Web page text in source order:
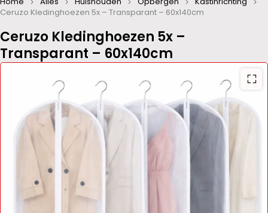
Ceruzo Kledinghoezen 5x –
Transparant – 60x140cm
Ceruzo Kledinghoezen 5x – Transparant – 60x140cm